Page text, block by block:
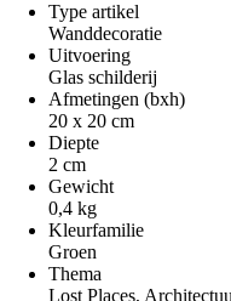
Type artikel
Wanddecoratie
Uitvoering
Glas schilderij
Afmetingen (bxh)
20 x 20 cm
Diepte
2 cm
Gewicht
0,4 kg
Kleurfamilie
Groen
Thema
Lost Places,